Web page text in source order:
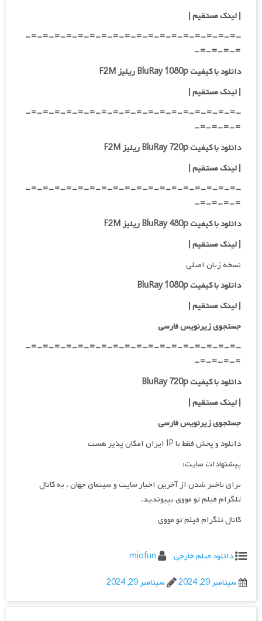
|لینک مستقیم|
-=-=-=-=-=-=-=-=-=-=-=-=-=-=-=-=-=-=-
=-=-=-=-
دانلود با کیفیت BluRay 1080p ریلیز F2M
|لینک مستقیم|
-=-=-=-=-=-=-=-=-=-=-=-=-=-=-=-=-=-=-
=-=-=-=-
دانلود با کیفیت BluRay 720p ریلیز F2M
| لینک مستقیم|
-=-=-=-=-=-=-=-=-=-=-=-=-=-=-=-=-=-=-
=-=-=-=-
دانلود با کیفیت BluRay 480p ریلیز F2M
| لینک مستقیم|
نسخه زبان اصلی
دانلود با کیفیت BluRay 1080p
|لینک مستقیم|
جستجوی زیرنویس فارسی
-=-=-=-=-=-=-=-=-=-=-=-=-=-=-=-=-=-=-
=-=-=-=-
دانلود با کیفیت BluRay 720p
|لینک مستقیم|
جستجوی زیرنویس فارسی
دانلود و پخش فقط با IP ایران امکان پذیر هست
پیشنهادات سایت:
برای باخبر شدن از آخرین اخبار سایت و سینمای جهان ، به کانال
تلگرام فیلم تو مووی بپیوندید.
کانال تلگرام فیلم تو مووی
دانلود فیلم خارجی
miofun
سپتامبر 29, 2024
سپتامبر 29, 2024